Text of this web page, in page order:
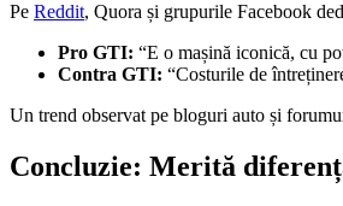
Pe Reddit, Quora și grupurile Facebook
Pro GTI: “E o mașină iconică, cu
Contra GTI: “Costurile de
Un trend observat pe bloguri auto și
Concluzie: Merită